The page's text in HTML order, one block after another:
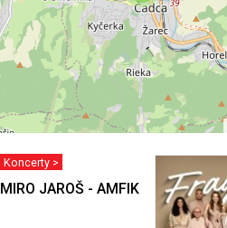
Koncerty >
MIRO JAROŠ - AMFIK PÁRTY s